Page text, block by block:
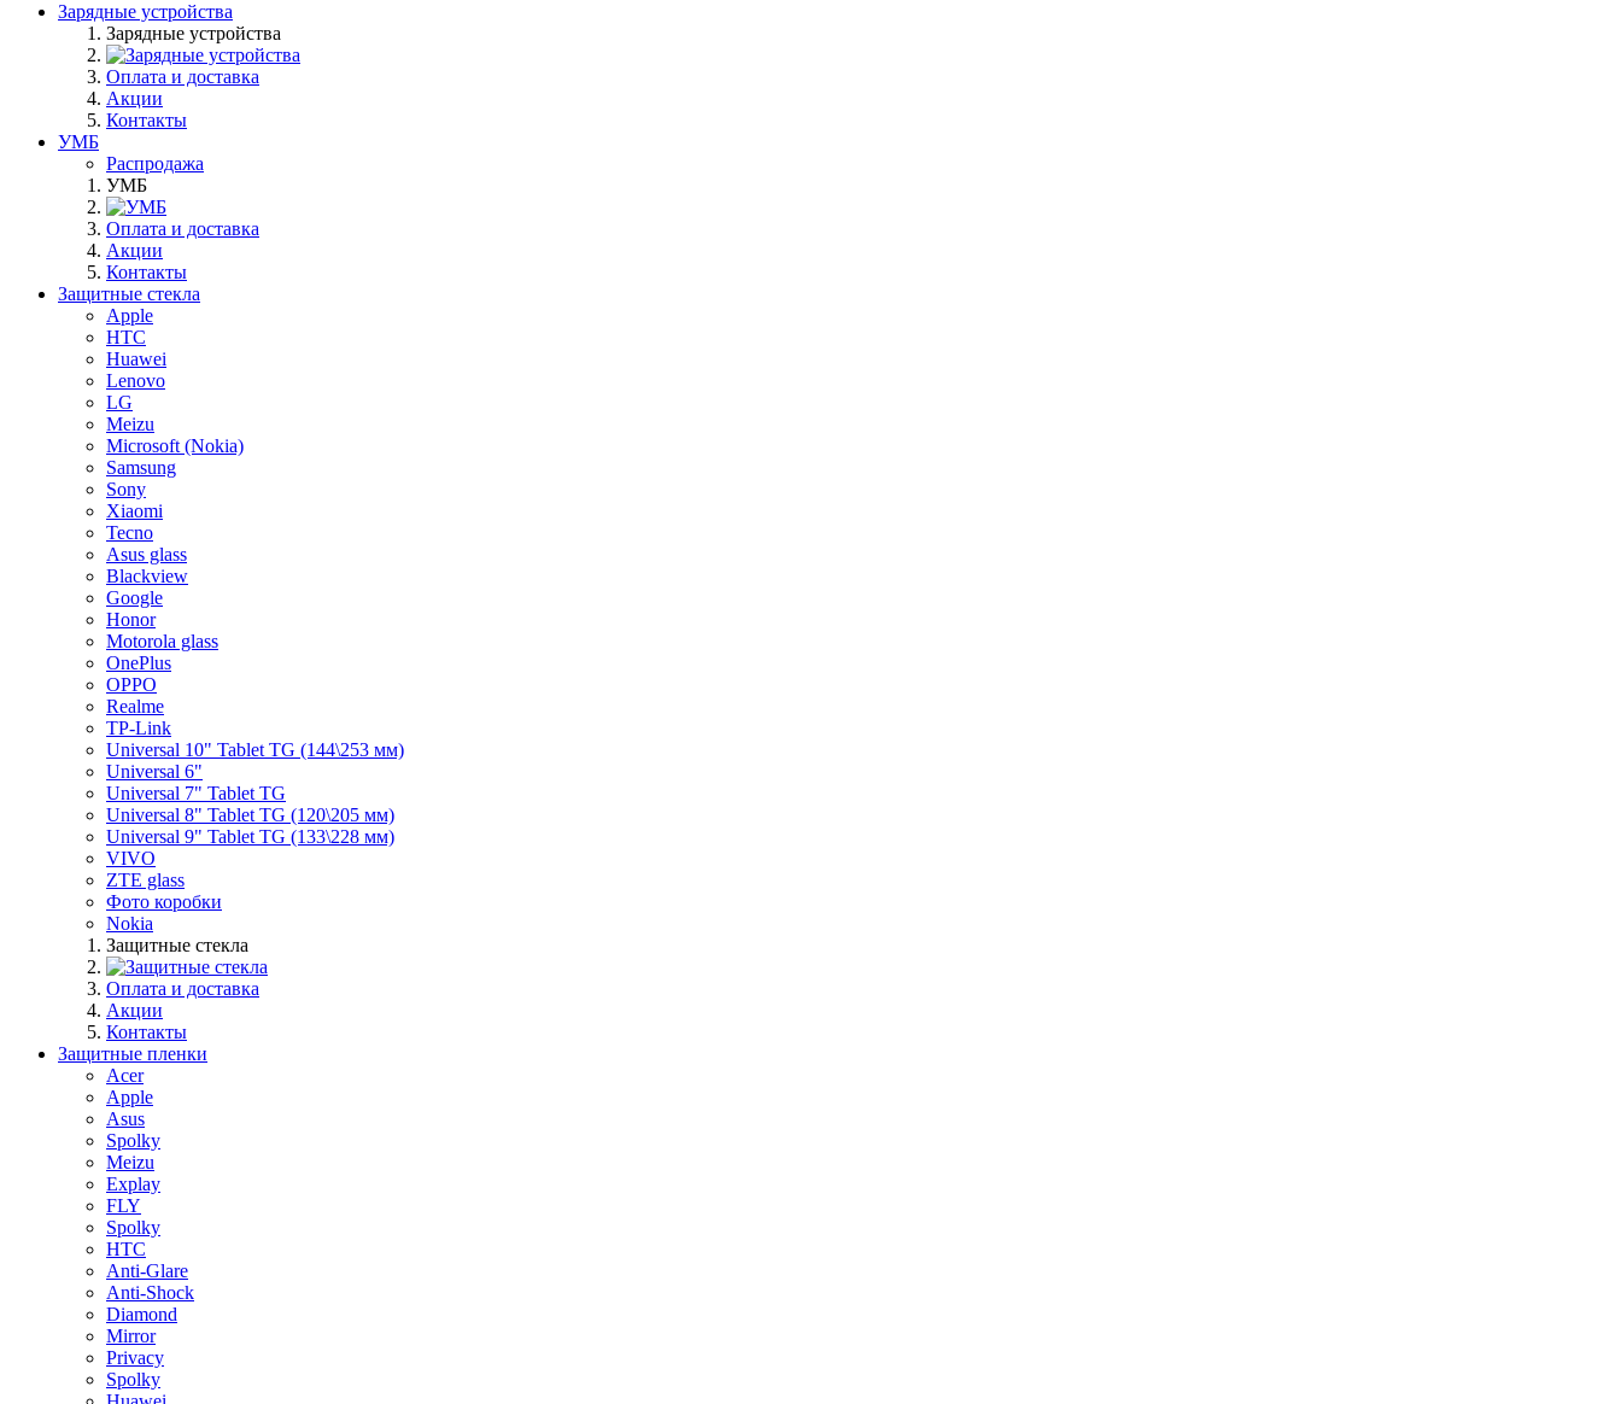
Зарядные устройства
Зарядные устройства
Оплата и доставка
Акции
Контакты
УМБ
Распродажа
УМБ
Оплата и доставка
Акции
Контакты
Защитные стекла
Apple
HTC
Huawei
Lenovo
LG
Meizu
Microsoft (Nokia)
Samsung
Sony
Xiaomi
Tecno
Asus glass
Blackview
Google
Honor
Motorola glass
OnePlus
OPPO
Realme
TP-Link
Universal 10" Tablet TG (144\253 мм)
Universal 6"
Universal 7" Tablet TG
Universal 8" Tablet TG (120\205 мм)
Universal 9" Tablet TG (133\228 мм)
VIVO
ZTE glass
Фото коробки
Nokia
Защитные стекла
Оплата и доставка
Акции
Контакты
Защитные пленки
Acer
Apple
Asus
Spolky
Meizu
Explay
FLY
Spolky
HTC
Anti-Glare
Anti-Shock
Diamond
Mirror
Privacy
Spolky